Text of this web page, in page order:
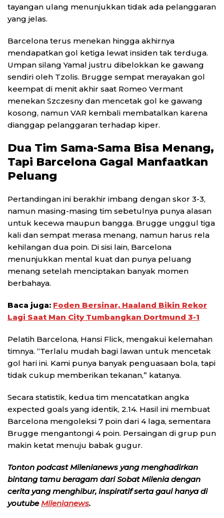
tayangan ulang menunjukkan tidak ada pelanggaran
yang jelas.
Barcelona terus menekan hingga akhirnya
mendapatkan gol ketiga lewat insiden tak terduga.
Umpan silang Yamal justru dibelokkan ke gawang
sendiri oleh Tzolis. Brugge sempat merayakan gol
keempat di menit akhir saat Romeo Vermant
menekan Szczesny dan mencetak gol ke gawang
kosong, namun VAR kembali membatalkan karena
dianggap pelanggaran terhadap kiper.
Dua Tim Sama-Sama Bisa Menang,
Tapi Barcelona Gagal Manfaatkan
Peluang
Pertandingan ini berakhir imbang dengan skor 3-3,
namun masing-masing tim sebetulnya punya alasan
untuk kecewa maupun bangga. Brugge unggul tiga
kali dan sempat merasa menang, namun harus rela
kehilangan dua poin. Di sisi lain, Barcelona
menunjukkan mental kuat dan punya peluang
menang setelah menciptakan banyak momen
berbahaya.
Baca juga: Foden Bersinar, Haaland Bikin Rekor
Lagi Saat Man City Tumbangkan Dortmund 3-1
Pelatih Barcelona, Hansi Flick, mengakui kelemahan
timnya. “Terlalu mudah bagi lawan untuk mencetak
gol hari ini. Kami punya banyak penguasaan bola, tapi
tidak cukup memberikan tekanan,” katanya.
Secara statistik, kedua tim mencatatkan angka
expected goals yang identik, 2.14. Hasil ini membuat
Barcelona mengoleksi 7 poin dari 4 laga, sementara
Brugge mengantongi 4 poin. Persaingan di grup pun
makin ketat menuju babak gugur.
Tonton podcast Milenianews yang menghadirkan
bintang tamu beragam dari Sobat Milenia dengan
cerita yang menghibur, inspiratif serta gaul hanya di
youtubeMilenianews.